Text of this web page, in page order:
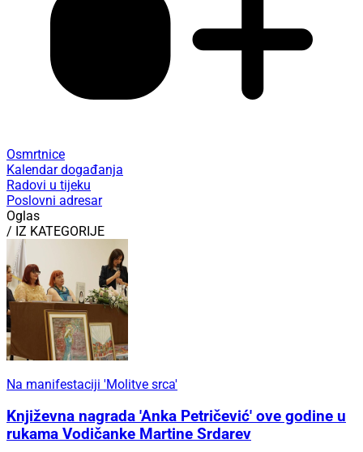
Osmrtnice
Kalendar događanja
Radovi u tijeku
Poslovni adresar
Oglas
/ IZ KATEGORIJE
Na manifestaciji 'Molitve srca'
Književna nagrada 'Anka Petričević' ove godine u
rukama Vodičanke Martine Srdarev